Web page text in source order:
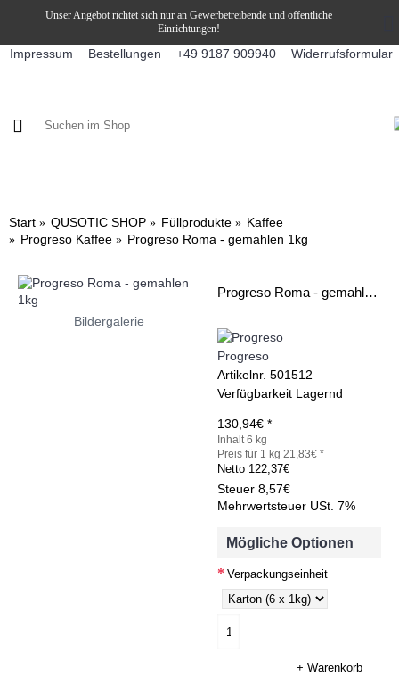
Unser Angebot richtet sich nur an Gewerbetreibende und öffentliche
Einrichtungen!
Impressum Bestellungen +49 9187 909940 Widerrufsformular
Start QUSOTIC SHOP Füllprodukte
Kaffee
Progreso Kaffee
Progreso Roma - gemahlen 1kg
Bildergalerie
Progreso Roma - gemahlen 1kg
Progreso
Artikelnr. 501512
Verfügbarkeit Lagernd
130,94€ *
Inhalt 6 kg
Preis für 1 kg 21,83€ *
Netto 122,37€
Steuer 8,57€
Mehrwertsteuer USt. 7%
Mögliche Optionen
Verpackungseinheit
+ Warenkorb